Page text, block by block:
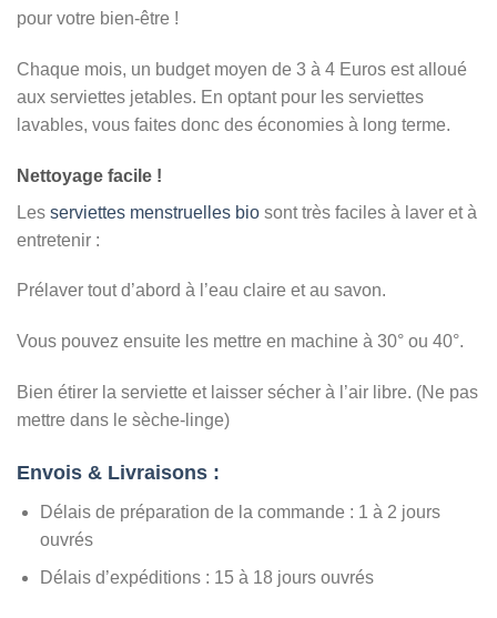
pour votre bien-être !
Chaque mois, un budget moyen de 3 à 4 Euros est alloué
aux serviettes jetables. En optant pour les serviettes
lavables, vous faites donc des économies à long terme.
Nettoyage facile !
Les serviettes menstruelles bio sont très faciles à laver et à
entretenir :
Prélaver tout d’abord à l’eau claire et au savon.
Vous pouvez ensuite les mettre en machine à 30° ou 40°.
Bien étirer la serviette et laisser sécher à l’air libre. (Ne pas
mettre dans le sèche-linge)
Envois & Livraisons :
Délais de préparation de la commande : 1 à 2 jours
ouvrés
Délais d’expéditions : 15 à 18 jours ouvrés